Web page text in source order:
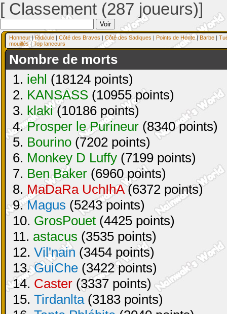
[ Classement (287 joueurs)]
Honneur|Ridicule | Côté des Braves | Côté des Sadiques | Points de Honte| Barbe |
mouillés| Top lanceurs
Nombre de morts
1. iehl (18124 points)
2. KANSASS (10955 points)
3. klaki(10186 points)
4.Prosper le Purineur (8340 points)
5. Bourino (7202 points)
6. Monkey D Luffy (7199 points)
7. Ben Baker (6960 points)
8. MaDaRa UchIhA(6372 points)
9.Magus (5243 points)
10. GrosPouet (4425 points)
11. astacus (3535 points)
12. Vil'nain (3454 points)
13.GuiChe (3422 points)
14. Caster (3337 points)
15. Tirdanlta(3183 points)